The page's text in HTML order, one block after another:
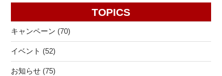
TOPICS
キャンペーン (70)
イベント (52)
お知らせ (75)